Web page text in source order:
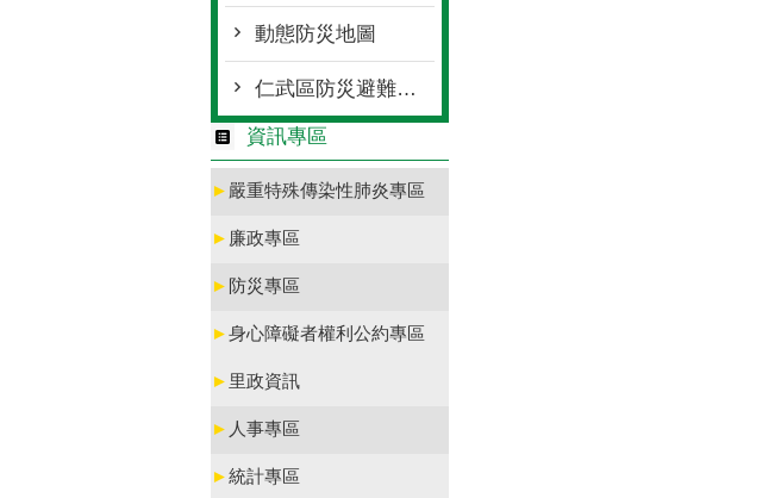
動態防災地圖
仁武區防災避難收容地圖
資訊專區
► 嚴重特殊傳染性肺炎專區
► 廉政專區
► 防災專區
►身心障礙者權利公約專區
► 里政資訊
► 人事專區
►統計專區